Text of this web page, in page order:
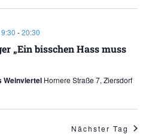
-20:30
„Ein bisschen Hass muss
Weinviertel Hornere Straße 7, Ziersdorf
Nächster Tag